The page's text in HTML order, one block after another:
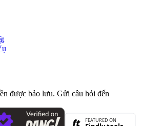
được bảo lưu. Gửi câu hỏi đến